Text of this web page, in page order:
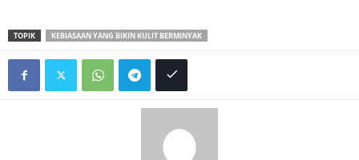
TOPIK KEBIASAAN YANG BIKIN KULIT BERMINYAK